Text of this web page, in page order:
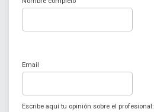
Email
Escribe aquí tu opinión sobre el profesional: